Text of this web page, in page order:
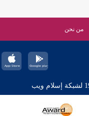
من نحن